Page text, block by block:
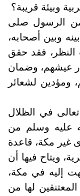
وبيئة قريبة؟
من الرسول صلى
وبين أصحابه،
النظر، فقد حقق
عيشهم، وضمان
ومؤدين لشعائر
في الظلال
عليه وسلم من
غير مكة، قاعدة
ويتاح فيها أن
إليه في مكة،
لها من